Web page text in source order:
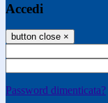
Accedi
button close ×
Password dimenticata?